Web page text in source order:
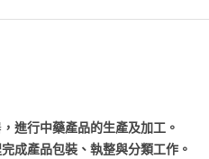
，進行中藥產品的生產及加工。
成產品包裝、執整與分類工作。